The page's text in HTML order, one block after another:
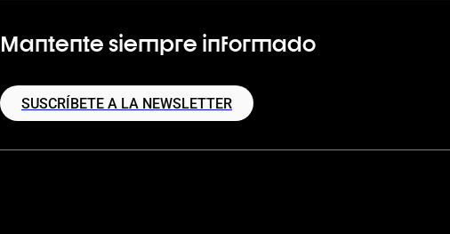
Mantente siempre informado
SUSCRÍBETE A LA NEWSLETTER